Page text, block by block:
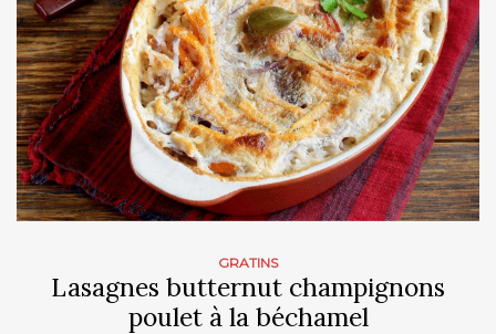
GRATINS
Lasagnes butternut champignons
poulet à la béchamel